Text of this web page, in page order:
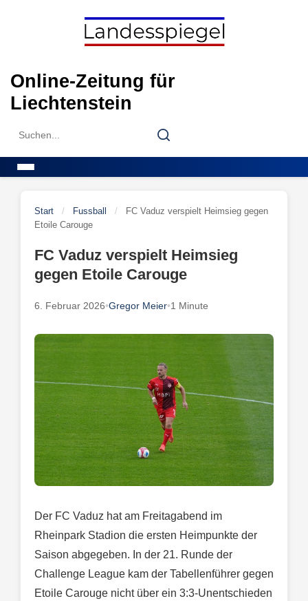
Online-Zeitung für
Liechtenstein
Search
Search
Start / Fussball /
FC Vaduz verspielt Heimsieg gegen
Etoile Carouge
FC Vaduz verspielt Heimsieg
gegen Etoile Carouge
6. Februar 2026•Gregor Meier•1 Minute
Der FC Vaduz hat am Freitagabend im
Rheinpark Stadion die ersten Heimpunkte der
Saison abgegeben. In der 21. Runde der
Challenge League kam der Tabellenführer gegen
Etoile Carouge nicht über ein 3:3-Unentschieden